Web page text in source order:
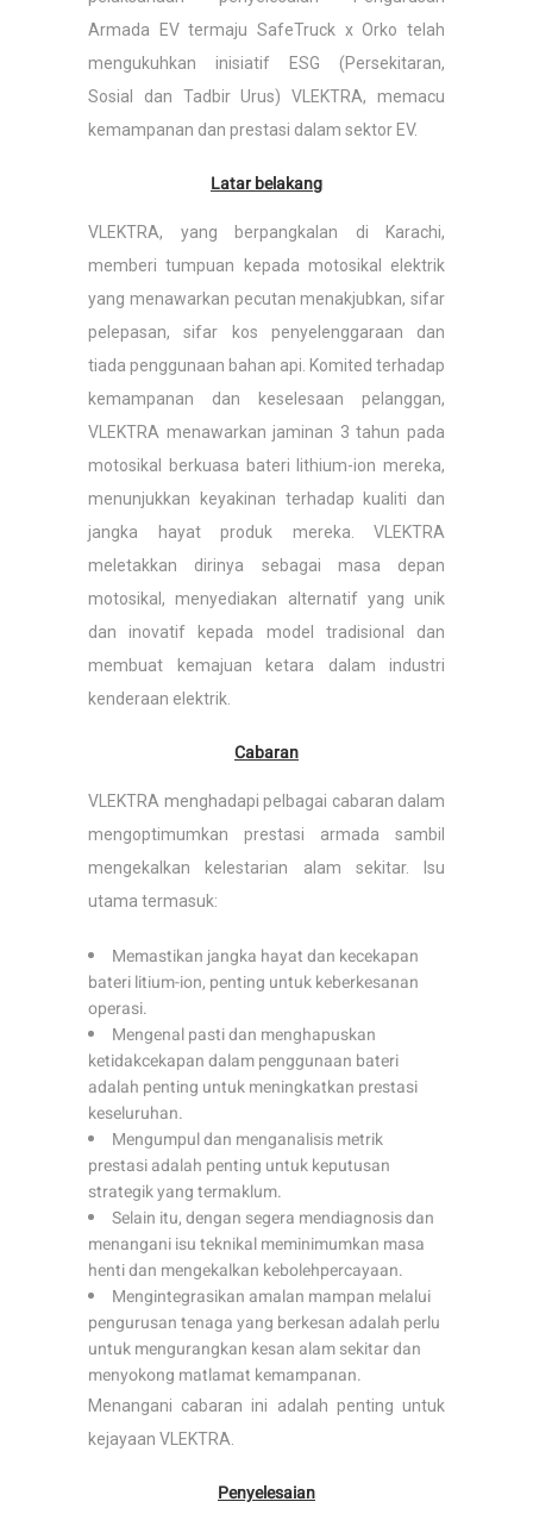
Armada EV termaju SafeTruck x Orko telah
mengukuhkan inisiatif ESG (Persekitaran,
Sosial dan Tadbir Urus) VLEKTRA, memacu
kemampanan dan prestasi dalam sektor EV.
Latar belakang
VLEKTRA, yang berpangkalan di Karachi,
memberi tumpuan kepada motosikal elektrik
yang menawarkan pecutan menakjubkan, sifar
pelepasan, sifar kos penyelenggaraan dan
tiada penggunaan bahan api. Komited terhadap
kemampanan dan keselesaan pelanggan,
VLEKTRA menawarkan jaminan 3 tahun pada
motosikal berkuasa bateri lithium-ion mereka,
menunjukkan keyakinan terhadap kualiti dan
jangka hayat produk mereka. VLEKTRA
meletakkan dirinya sebagai masa depan
motosikal, menyediakan alternatif yang unik
dan inovatif kepada model tradisional dan
membuat kemajuan ketara dalam industri
kenderaan elektrik.
Cabaran
VLEKTRA menghadapi pelbagai cabaran dalam
mengoptimumkan prestasi armada sambil
mengekalkan kelestarian alam sekitar. Isu
utama termasuk:
Memastikan jangka hayat dan kecekapan
bateri litium-ion, penting untuk keberkesanan
operasi.
Mengenal pasti dan menghapuskan
ketidakcekapan dalam penggunaan bateri
adalah penting untuk meningkatkan prestasi
keseluruhan.
Mengumpul dan menganalisis metrik
prestasi adalah penting untuk keputusan
strategik yang termaklum.
Selain itu, dengan segera mendiagnosis dan
menangani isu teknikal meminimumkan masa
henti dan mengekalkan kebolehpercayaan.
Mengintegrasikan amalan mampan melalui
pengurusan tenaga yang berkesan adalah perlu
untuk mengurangkan kesan alam sekitar dan
menyokong matlamat kemampanan.
Menangani cabaran ini adalah penting untuk
kejayaan VLEKTRA.
Penyelesaian